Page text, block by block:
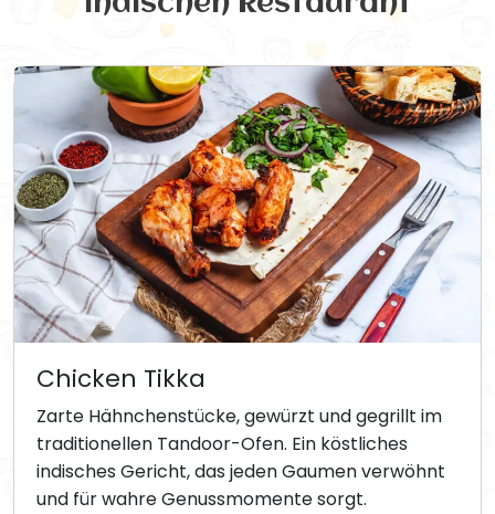
Chicken Tikka
Zarte Hähnchenstücke, gewürzt und gegrillt im
traditionellen Tandoor-Ofen. Ein köstliches
indisches Gericht, das jeden Gaumen verwöhnt
und für wahre Genussmomente sorgt.